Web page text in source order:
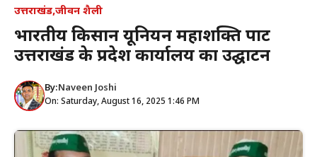
उत्तराखंड,जीवन शैली
भारतीय किसान यूनियन महाशक्ति पार्टी
उत्तराखंड के प्रदेश कार्यालय का उद्घाटन
By:Naveen Joshi
On: Saturday, August 16, 2025 1:46 PM